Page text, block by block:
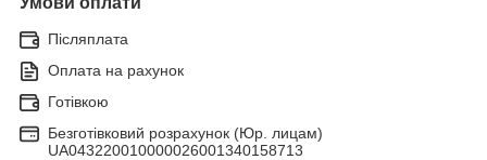
Післяплата
Оплата на рахунок
Готівкою
Безготівковий розрахунок (Юр. лицам)
UA043220010000026001340158713